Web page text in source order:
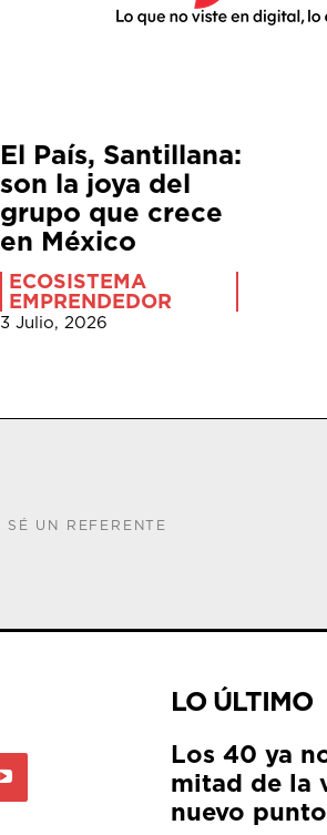
El País, Santillana:
son la joya del
grupo que crece
en México
ECOSISTEMA
EMPRENDEDOR
3 Julio, 2026
SÉ UN REFERENTE
LO ÚLTIMO
Los 40 ya
mitad de la
nuevo